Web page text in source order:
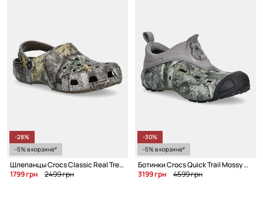
-28%
-5% в корзине*
Шлепанцы Crocs Classic Real Tree Edge Clog
1799 грн
2499 грн
-30%
-5% в корзине*
Ботинки Crocs Quick Trail Mossy Oak Shoe
3199 грн
4599 грн